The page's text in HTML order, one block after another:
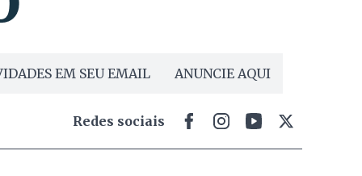
EM SEU EMAIL ANUNCIE AQUI
Redes sociais